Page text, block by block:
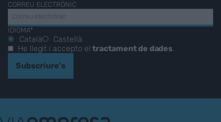
CORREU ELECTRÒNIC
IDIOMA*
Català
Castellà
He llegit i accepto eltractament de dades.
Subscriure's